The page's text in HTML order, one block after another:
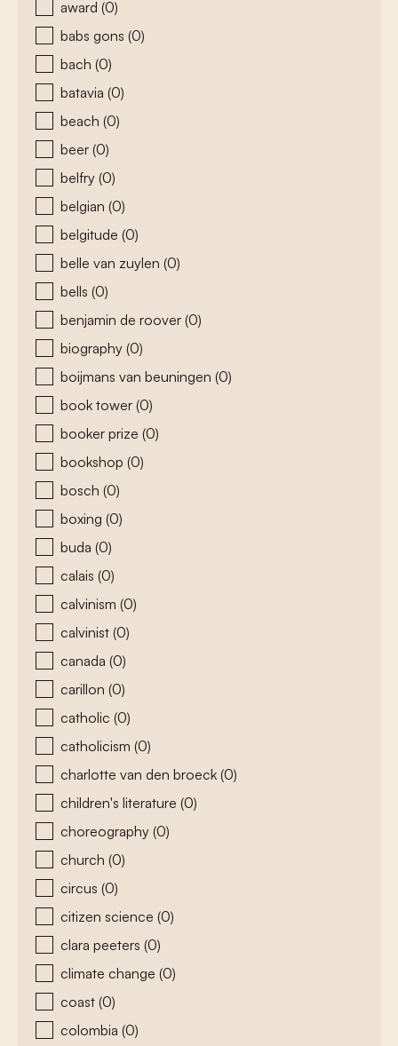
award (0)
babs gons (0)
bach (0)
batavia (0)
beach (0)
beer (0)
belfry (0)
belgian (0)
belgitude (0)
belle van zuylen (0)
bells (0)
benjamin de roover (0)
biography (0)
boijmans van beuningen (0)
book tower (0)
booker prize (0)
bookshop (0)
bosch (0)
boxing (0)
buda (0)
calais (0)
calvinism (0)
calvinist (0)
canada (0)
carillon (0)
catholic (0)
catholicism (0)
charlotte van den broeck (0)
children's literature (0)
choreography (0)
church (0)
circus (0)
citizen science (0)
clara peeters (0)
climate change (0)
coast (0)
colombia (0)